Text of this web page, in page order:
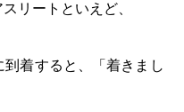
リートといえど、
着すると、「着きまし